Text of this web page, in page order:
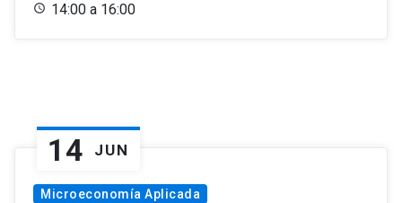
14:00 a 16:00
14 JUN
Microeconomía Aplicada